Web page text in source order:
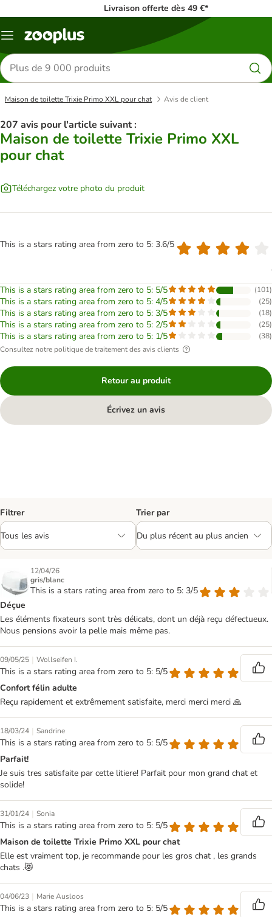
Livraison offerte dès 49 €*
Menu
Rechercher
des
produits
Maison de toilette Trixie Primo XXL pour chat Avis de client
207 avis pour l'article suivant :
Maison de toilette Trixie Primo XXL
pour chat
Téléchargez votre photo du produit
This is a stars rating area from zero to 5: 3.6/5
This is a stars rating area from zero to 5: 5/5 (101)
This is a stars rating area from zero to 5: 4/5 (25)
This is a stars rating area from zero to 5: 3/5 (18)
This is a stars rating area from zero to 5: 2/5 (25)
This is a stars rating area from zero to 5: 1/5 (38)
Consultez notre politique de traitement des avis clients
Retour au produit
Écrivez un avis
Filtrer Trier par
12/04/26
gris/blanc
This is a stars rating area from zero to 5: 3/5
Déçue
Les éléments fixateurs sont très délicats, dont un déjà reçu défectueux.
Nous pensions avoir la pelle mais même pas.
09/05/25 | Wollseifen I.
This is a stars rating area from zero to 5: 5/5
Confort félin adulte
Reçu rapidement et extrêmement satisfaite, merci merci merci 🙏
18/03/24 | Sandrine
This is a stars rating area from zero to 5: 5/5
Parfait!
Je suis tres satisfaite par cette litiere! Parfait pour mon grand chat et
solide!
31/01/24 | Sonia
This is a stars rating area from zero to 5: 5/5
Maison de toilette Trixie Primo XXL pour chat
Elle est vraiment top, je recommande pour les gros chat , les grands
chats .😻
04/06/23 | Marie Ausloos
This is a stars rating area from zero to 5: 5/5